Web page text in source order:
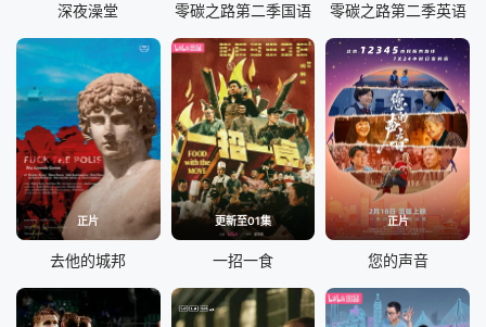
深夜澡堂 零碳之路第二季国语 零碳之路第二季英语
正片
去他的城邦
更新至01集
一招一食
正片
您的声音